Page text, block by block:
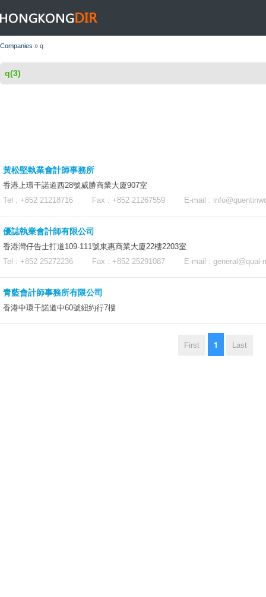
HONGKONGDIR
Companies » q
q(3)
黃松堅執業會計師事務所
香港上環干諾道西28號威勝商業大廈907室
Tel : +852 21218716 Fax : +852 21267559 E-mail :
優誌執業會計師有限公司
香港灣仔告士打道109-111號東惠商業大廈22樓2203室
Tel : +852 25272236 Fax : +852 25291087 E-mail : general@qual-
青藍會計師事務所有限公司
香港中環干諾道中60號紐約行7樓
First 1 Last